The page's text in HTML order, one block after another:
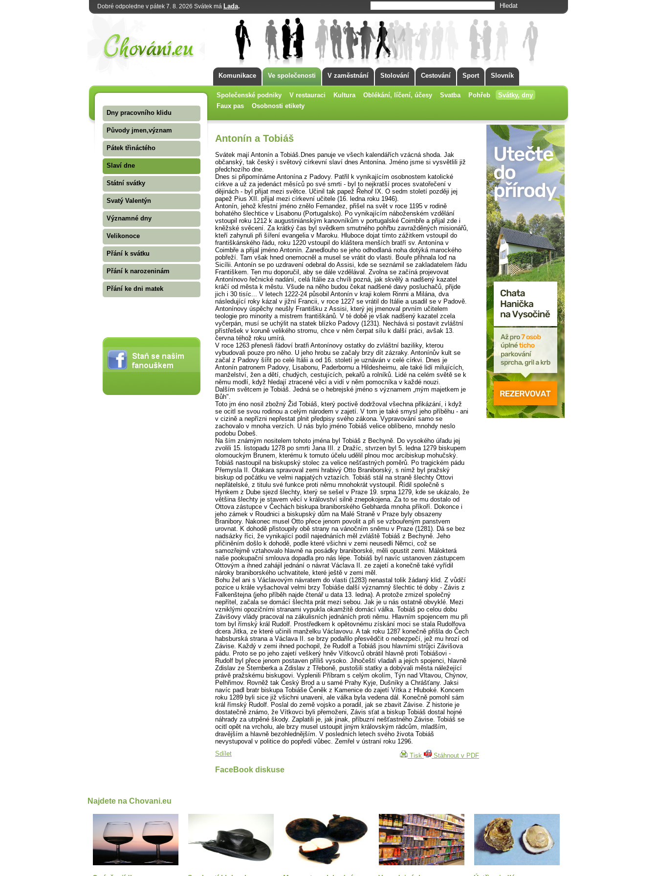
Dobré odpoledne v pátek 7. 8. 2026 Svátek má Lada.
Komunikace Ve společenosti V zaměstnání Stolování Cestování Sport Slovník
Společenské podniky V restauraci Kultura Oblékání, líčení, účesy Svatba Pohřeb
Svátky, dny
Faux pas
Osobnosti etikety
Dny pracovního klidu
Původy jmen,význam
Pátek třináctého
Slaví dne
Státní svátky
Svatý Valentýn
Významné dny
Velikonoce
Přání k svátku
Přání k narozeninám
Přání ke dni matek
Antonín a Tobiáš
Svátek mají Antonín a Tobiáš.Dnes panuje ve všech kalendářích vzácná shoda. Jak
občanský, tak český i světový církevní slaví dnes Antonína. Jméno jsme si vysvětlili již
předchozího dne.
Dnes si připomínáme Antonína z Padovy. Patřil k vynikajícím osobnostem katolické
církve a už za jedenáct měsíců po své smrti - byl to nejkratší proces svatořečení v
dějinách - byl přijat mezi světce. Učinil tak papež Řehoř IX. O sedm století později jej
papež Pius XII. přijal mezi církevní učitele (16. ledna roku 1946).
Antonín, jehož křestní jméno znělo Fernandez, přišel na svět v roce 1195 v rodině
bohatého šlechtice v Lisabonu (Portugalsko). Po vynikajícím náboženském vzdělání
vstoupil roku 1212 k augustiniánským kanovníkům v portugalské Coimbře a přijal zde i
kněžské svěcení. Za krátký čas byl svědkem smutného pohřbu zavražděných misionářů,
kteří zahynuli při šíření evangelia v Maroku. Hluboce dojat tímto zážitkem vstoupil do
františkánského řádu, roku 1220 vstoupil do kláštera menších bratří sv. Antonína v
Coimbře a přijal jméno Antonín. Zanedlouho se jeho odhodlaná noha dotýká marockého
pobřeží. Tam však hned onemocněl a musel se vrátit do vlasti. Bouře přihnala loď na
Sicílii. Antonín se po uzdravení odebral do Assisi, kde se seznámil se zakladatelem řádu
Františkem. Ten mu doporučil, aby se dále vzdělával. Zvolna se začíná projevovat
Antonínovo řečnické nadání, celá Itálie za chvíli pozná, jak skvělý a nadšený kazatel
kráčí od města k městu. Všude na něho budou čekat nadšené davy posluchačů, přijde
jich i 30 tisíc... V letech 1222-24 působil Antonín v kraji kolem Rinrni a Milána, dva
následující roky kázal v jižní Francii, v roce 1227 se vrátil do Itálie a usadil se v Padově.
Antonínovy úspěchy neušly Františku z Assisi, který jej jmenoval prvním učitelem
teologie pro minority a mistrem františkánů. V té době je však nadšený kazatel zcela
vyčerpán, musí se uchýlit na statek blízko Padovy (1231). Nechává si postavit zvláštní
přístřešek v koruně velikého stromu, chce v něm čerpat sílu k další práci, avšak 13.
června téhož roku umírá.
V roce 1263 přenesli řádoví bratři Antonínovy ostatky do zvláštní baziliky, kterou
vybudovali pouze pro něho. U jeho hrobu se začaly brzy dít zázraky. Antonínův kult se
začal z Padovy šířit po celé Itálii a od 16. století je uznáván v celé církvi. Dnes je
Antonín patronem Padovy, Lisabonu, Paderbornu a Hildesheimu, ale také lidí milujících,
manželství, žen a dětí, chudých, cestujících, pekařů a rolníků. Lidé na celém světě se k
němu modlí, když hledají ztracené věci a vidí v něm pomocníka v každé nouzi.
Dalším světcem je Tobiáš. Jedná se o hebrejské jméno s významem „mým majetkem je
Bůh".
Toto jm éno nosil zbožný Žid Tobiáš, který poctivě dodržoval všechna přikázání, i když
se ocitl se svou rodinou a celým národem v zajetí. V tom je také smysl jeho příběhu - ani
v cizině a nepřízni nepřestat plnit předpisy svého zákona. Vypravování samo se
zachovalo v mnoha verzích. U nás bylo jméno Tobiáš velice oblíbeno, mnohdy neslo
podobu Dobeš.
Na ším známým nositelem tohoto jména byl Tobiáš z Bechyně. Do vysokého úřadu jej
zvolili 15. listopadu 1278 po smrti Jana III. z Dražíc, stvrzen byl 5. ledna 1279 biskupem
olomouckým Brunem, kterému k tomuto účelu udělil plnou moc arcibiskup mohučský.
Tobiáš nastoupil na biskupský stolec za velice nešťastných poměrů. Po tragickém pádu
Přemysla II. Otakara spravoval zemi hrabivý Otto Braniborský, s nímž byl pražský
biskup od počátku ve velmi napjatých vztazích. Tobiáš stál na straně šlechty Ottovi
nepřátelské, z titulu své funkce proti němu mnohokrát vystoupil. Řídil společně s
Hynkem z Dube sjezd šlechty, který se sešel v Praze 19. srpna 1279, kde se ukázalo, že
většina šlechty je stavem věcí v království silně znepokojena. Za to se mu dostalo od
Ottova zástupce v Čechách biskupa braniborského Gebharda mnoha příkoří. Dokonce i
jeho zámek v Roudnici a biskupský dům na Malé Straně v Praze byly obsazeny
Branibory. Nakonec musel Otto přece jenom povolit a při se vzbouřeným panstvem
urovnat. K dohodě přistoupily obě strany na vánočním sněmu v Praze (1281). Dá se bez
nadsázky říci, že vynikající podíl najednáních měl zvláště Tobiáš z Bechyně. Jeho
přičiněním došlo k dohodě, podle které všichni v zemi neusedli Němci, což se
samozřejmě vztahovalo hlavně na posádky braniborské, měli opustit zemi. Málokterá
naše pookupační smlouva dopadla pro nás lépe. Tobiáš byl navíc ustanoven zástupcem
Ottovým a ihned zahájil jednání o návrat Václava II. ze zajetí a konečně také vyřídil
nároky braniborského uchvatitele, které ještě v zemi měl.
Bohu žel ani s Václavovým návratem do vlasti (1283) nenastal tolik žádaný klid. Z vůdčí
pozice u krále vyšachoval velmi brzy Tobiáše další významný šlechtic té doby - Závis z
Falkenštejna (jeho příběh najde čtenář u data 13. ledna). A protože zmizel společný
nepřítel, začala se domácí šlechta prát mezi sebou. Jak je u nás ostatně obvyklé. Mezi
vzniklými opozičními stranami vypukla okamžitě domácí válka. Tobiáš po celou dobu
Závišovy vlády pracoval na zákulisních jednáních proti němu. Hlavním spojencem mu při
tom byl římský král Rudolf. Prostředkem k opětovnému získání moci se stala Rudolfova
dcera Jitka, ze které učinili manželku Václavovu. A tak roku 1287 konečně přišla do Čech
habsburská strana a Václava II. se brzy podařilo přesvědčit o nebezpečí, jež mu hrozí od
Závise. Každý v zemi ihned pochopil, že Rudolf a Tobiáš jsou hlavními strůjci Závišova
pádu. Proto se po jeho zajetí veškerý hněv Vítkovců obrátil hlavně proti Tobiášovi -
Rudolf byl přece jenom postaven příliš vysoko. Jihočeští vladaři a jejich spojenci, hlavně
Zdislav ze Šternberka a Zdislav z Třeboně, pustošili statky a dobývali města náležející
právě pražskému biskupovi. Vyplenili Příbram s celým okolím, Týn nad Vltavou, Chýnov,
Pelhřimov. Rovněž tak Český Brod a u samé Prahy Kyje, Dušníky a Chrášťany. Jaksi
navíc padl bratr biskupa Tobiáše Čeněk z Kamenice do zajetí Vítka z Hluboké. Koncem
roku 1289 byli sice již všichni unaveni, ale válka byla vedena dál. Konečně pomohl sám
král římský Rudolf. Poslal do země vojsko a poradil, jak se zbavit Závise. Z historie je
dostatečně známo, že Vítkovci byli přemoženi, Závis sťat a biskup Tobiáš dostal hojné
náhrady za utrpěné škody. Zaplatili je, jak jinak, příbuzní nešťastného Závise. Tobiáš se
ocitl opět na vrcholu, ale brzy musel ustoupit jiným královským rádcům, mladším,
dravějším a hlavně bezohlednějším. V posledních letech svého života Tobiáš
nevystupoval v politice do popředí vůbec. Zemřel v ústraní roku 1296.
Sdílet
Tisk Stáhnout v PDF
FaceBook diskuse
Najdete na Chovani.eu